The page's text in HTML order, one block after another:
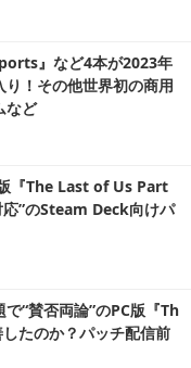
』など4本が2023年
！その他世界初の商用
など
『The Last of Us Part
”のSteam Deck向けパ
で“賛否両論”のPC版『Th
たのか？パッチ配信前